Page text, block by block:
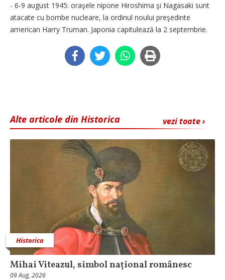
- 6-9 august 1945: oraşele nipone Hiroshima şi Nagasaki sunt
atacate cu bombe nucleare, la ordinul noului preşedinte
american Harry Truman. Japonia capitulează la 2 septembrie.
vezi toate ›
Alte articole din Historica
Historica
Mihai Viteazul, simbol național românesc
09 Aug, 2026